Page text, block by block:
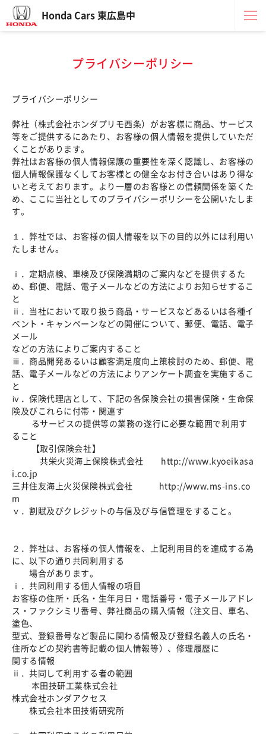
Honda Cars 東広島中
プライバシーポリシー
プライバシーポリシー
弊社（株式会社ホンダプリモ西条）がお客様に商品、サービス
等をご提供するにあたり、お客様の個人情報を提供していただ
くことがあります。
弊社はお客様の個人情報保護の重要性を深く認識し、お客様の
個人情報保護なくしてお客様との健全なお付き合いはあり得な
いと考えております。より一層のお客様との信頼関係を築くた
め、ここに当社としてのプライバシーポリシーを公開いたしま
す。
１．弊社では、お客様の個人情報を以下の目的以外には利用い
たしません。
ⅰ．定期点検、車検及び保険満期のご案内などを提供するた
め、郵便、電話、電子メールなどの方法によりお知らせするこ
と
ⅱ．当社において取り扱う商品・サービスなどあるいは各種イ
ベント・キャンペーンなどの開催について、郵便、電話、電子
メール
などの方法によりご案内すること
ⅲ．商品開発あるいは顧客満足度向上策検討のため、郵便、電
話、電子メールなどの方法によりアンケート調査を実施するこ
と
ⅳ．保険代理店として、下記の各保険会社の損害保険・生命保
険及びこれらに付帯・関連す
るサービスの提供等の業務の遂行に必要な範囲で利用す
ること
【取引保険会社】
共栄火災海上保険株式会社 http://www.kyoeikasa
i.co.jp
三井住友海上火災保険株式会社 http://www.ms-ins.co
m
ⅴ．割賦及びクレジットの与信及び与信管理をすること。
２．弊社は、お客様の個人情報を、上記利用目的を達成する為
に、以下の通り共同利用する
場合があります。
ⅰ．共同利用する個人情報の項目
お客様の住所・氏名・生年月日・電話番号・電子メールアドレ
ス・ファクシミリ番号、弊社商品の購入情報（注文日、車名、
塗色、
型式、登録番号など製品に関わる情報及び登録名義人の氏名・
住所などの契約書等記載の個人情報等）、修理履歴に
関する情報
ⅱ．共同して利用する者の範囲
本田技研工業株式会社
株式会社ホンダアクセス
株式会社本田技術研究所